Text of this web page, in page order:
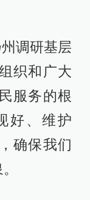
调研时，
落实到各
优势、创
群众带来
得